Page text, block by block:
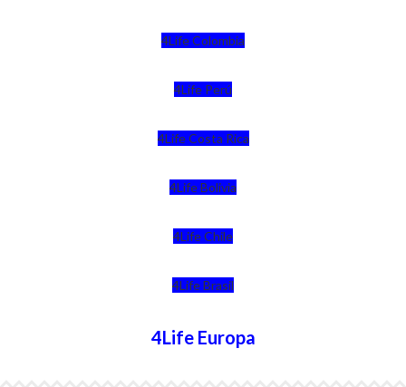
4Life Colombia
4Life Perú
4Life Costa Rica
4Life Bolivia
4Life Chile
4Life Brasil
4Life Europa